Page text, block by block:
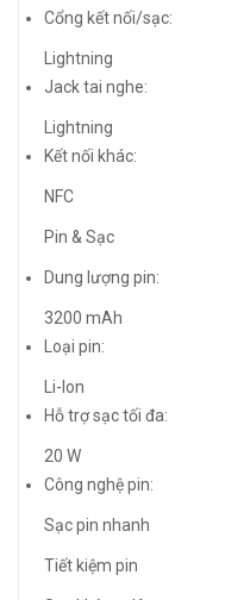
Cổng kết nối/sạc:
Lightning
Jack tai nghe:
Lightning
Kết nối khác:
NFC
Pin & Sạc
Dung lượng pin:
3200 mAh
Loại pin:
Li-Ion
Hỗ trợ sạc tối đa:
20 W
Công nghệ pin:
Sạc pin nhanh
Tiết kiệm pin